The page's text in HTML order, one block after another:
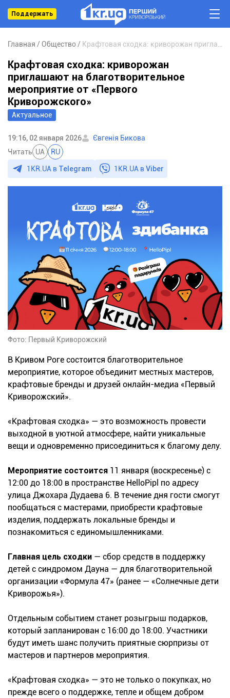
Поддержать
Главная Общество
Актуальное
Крафтовая сходка: криворожан
приглашают на благотворительное
мероприятие от «Первого
Криворожского»
19:16, 02 января 2026
Євгенія Бикова
Читать UA RU
1KR.UA в Telegram 1KR.UA вViber
Фото: Первый Криворожский
В Кривом Роге состоится благотворительное
мероприятие, которое объединит местных мастеров,
крафтовые бренды и друзей онлайн-медиа «Первый
Криворожский».
«Крафтовая сходка» — это возможность провести
выходной в уютной атмосфере, найти уникальные
вещи и одновременно присоединиться к благому делу.
Мероприятие состоится 11 января (воскресенье) с
12:00 до 18:00 в пространстве HelloPipl по адресу
улица Джохара Дудаева 6. В течение дня гости смогут
пообщаться с мастерами, приобрести крафтовые
изделия, поддержать локальные бренды и
познакомиться с единомышленниками.
Главная цель сходки — сбор средств в поддержку
детей с синдромом Дауна — для благотворительной
организации «Формула 47» (ранее — «Солнечные дети
Криворожья»).
Отдельным событием станет розыгрыш подарков,
который запланирован с 16:00 до 18:00. Участники
будут иметь шанс получить приятные сюрпризы от
мастеров и партнеров мероприятия.
«Крафтовая сходка» — это не только о покупках, но
прежде всего о поддержке, тепле и общем добром